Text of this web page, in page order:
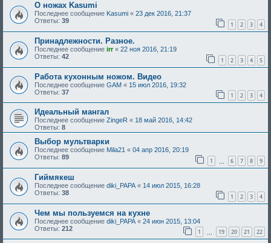
О ножах Kasumi
Последнее сообщение Kasumi « 23 дек 2016, 21:37
Ответы: 39 1 2 3 4
Принадлежности. Разное.
Последнее сообщение irr« 22 ноя 2016, 21:19
Ответы: 42 1 2 3 4 5
Работа кухонным ножом. Видео
Последнее сообщение GAM « 15 июл 2016, 19:32
Ответы: 37 1 2 3 4
Идеальный мангал
Последнее сообщение ZingeR « 18 май 2016, 14:42
Ответы: 8
Выбор мультварки
Последнее сообщение Mila21 « 04 апр 2016, 20:19
Ответы: 89 1 6 7 8 9
Гиймякеш
Последнее сообщение diki_PAPA « 14 июл 2015, 16:28
Ответы: 38 1 2 3 4
Чем мы пользуемся на кухне
Последнее сообщение diki_PAPA « 24 июн 2015, 13:04
Ответы: 212 1 19 20 21 22